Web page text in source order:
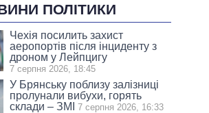
ПОЛІТИКИ
Чехія посилить захист
аеропортів після інциденту з
дроном у Лейпцигу
7 серпня 2026, 18:45
У Брянську поблизу залізниці
пролунали вибухи, горять
склади – ЗМІ
7 серпня 2026, 16:33